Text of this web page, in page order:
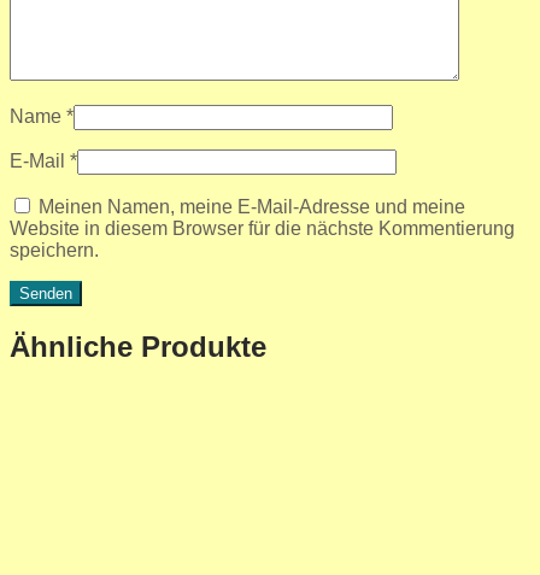
Name *
E-Mail *
Meinen Namen, meine E-Mail-Adresse und meine
Website in diesem Browser für die nächste Kommentierung
speichern.
Ähnliche Produkte